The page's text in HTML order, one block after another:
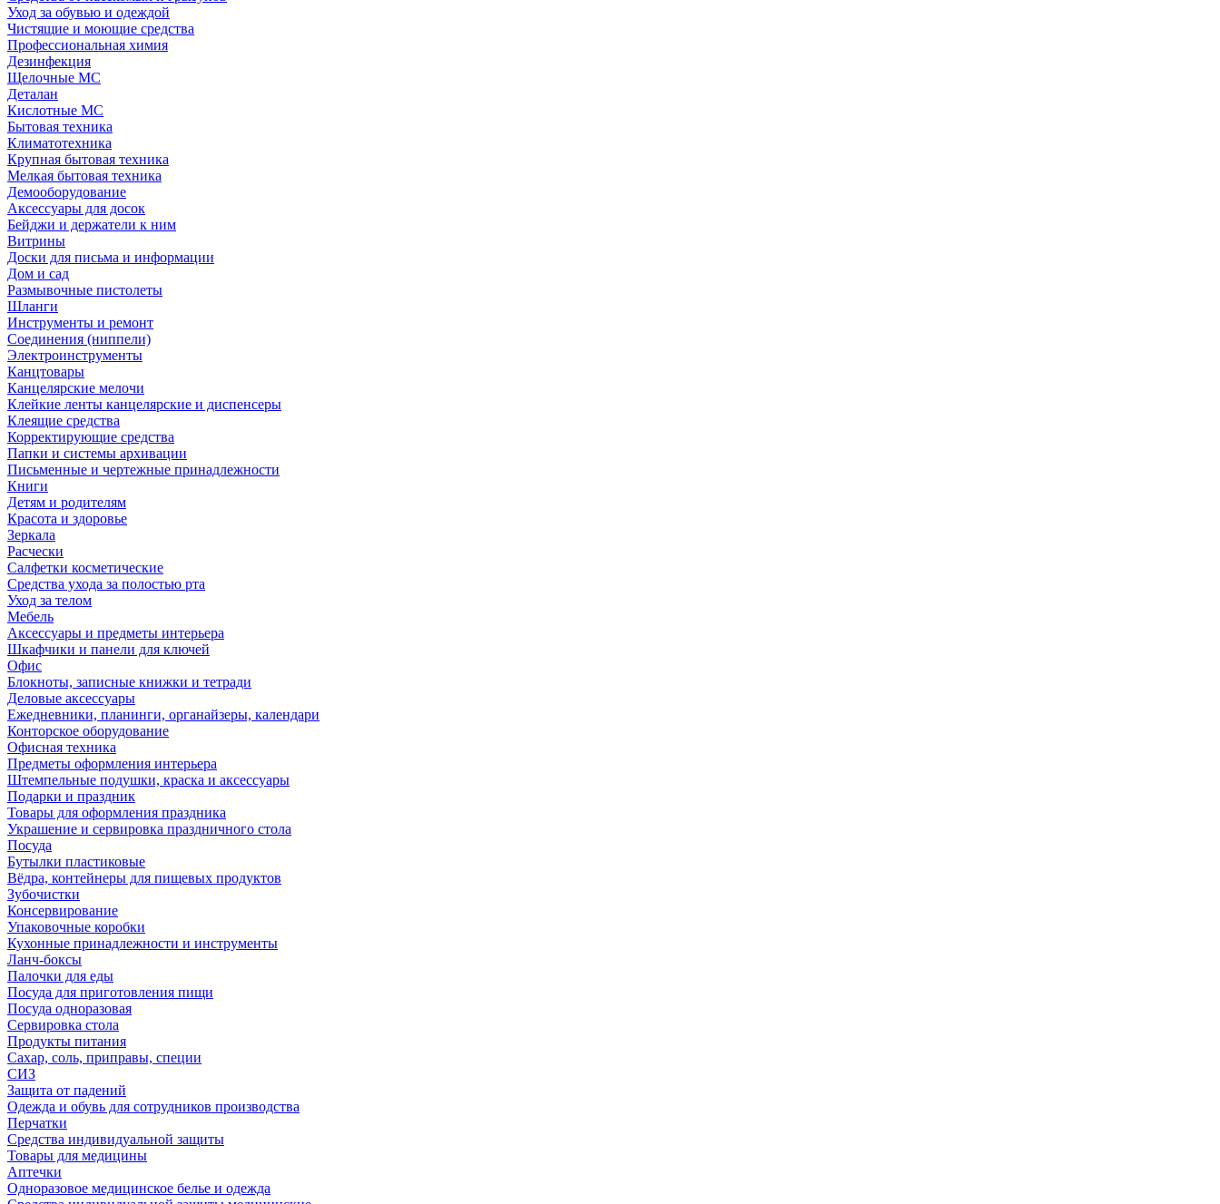
Уход за обувью и одеждой
Чистящие и моющие средства
Профессиональная химия
Дезинфекция
Щелочные МС
Деталан
Кислотные МС
Бытовая техника
Климатотехника
Крупная бытовая техника
Мелкая бытовая техника
Демооборудование
Аксессуары для досок
Бейджи и держатели к ним
Витрины
Доски для письма и информации
Дом и сад
Размывочные пистолеты
Шланги
Инструменты и ремонт
Соединения (ниппели)
Электроинструменты
Канцтовары
Канцелярские мелочи
Клейкие ленты канцелярские и диспенсеры
Клеящие средства
Корректирующие средства
Папки и системы архивации
Письменные и чертежные принадлежности
Книги
Детям и родителям
Красота и здоровье
Зеркала
Расчески
Салфетки косметические
Средства ухода за полостью рта
Уход за телом
Мебель
Аксессуары и предметы интерьера
Шкафчики и панели для ключей
Офис
Блокноты, записные книжки и тетради
Деловые аксессуары
Ежедневники, планинги, органайзеры, календари
Конторское оборудование
Офисная техника
Предметы оформления интерьера
Штемпельные подушки, краска и аксессуары
Подарки и праздник
Товары для оформления праздника
Украшение и сервировка праздничного стола
Посуда
Бутылки пластиковые
Вёдра, контейнеры для пищевых продуктов
Зубочистки
Консервирование
Упаковочные коробки
Кухонные принадлежности и инструменты
Ланч-боксы
Палочки для еды
Посуда для приготовления пищи
Посуда одноразовая
Сервировка стола
Продукты питания
Сахар, соль, приправы, специи
СИЗ
Защита от падений
Одежда и обувь для сотрудников производства
Перчатки
Средства индивидуальной защиты
Товары для медицины
Аптечки
Одноразовое медицинское белье и одежда